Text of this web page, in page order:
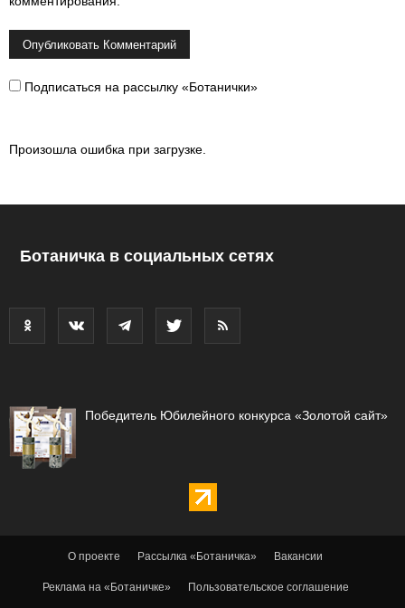
Подписаться на рассылку «Ботанички»
Произошла ошибка при загрузке.
Ботаничка в социальных сетях
Победитель Юбилейного конкурса «Золотой сайт»
О проекте Рассылка «Ботаничка» Вакансии
Реклама на «Ботаничке» Пользовательское соглашение